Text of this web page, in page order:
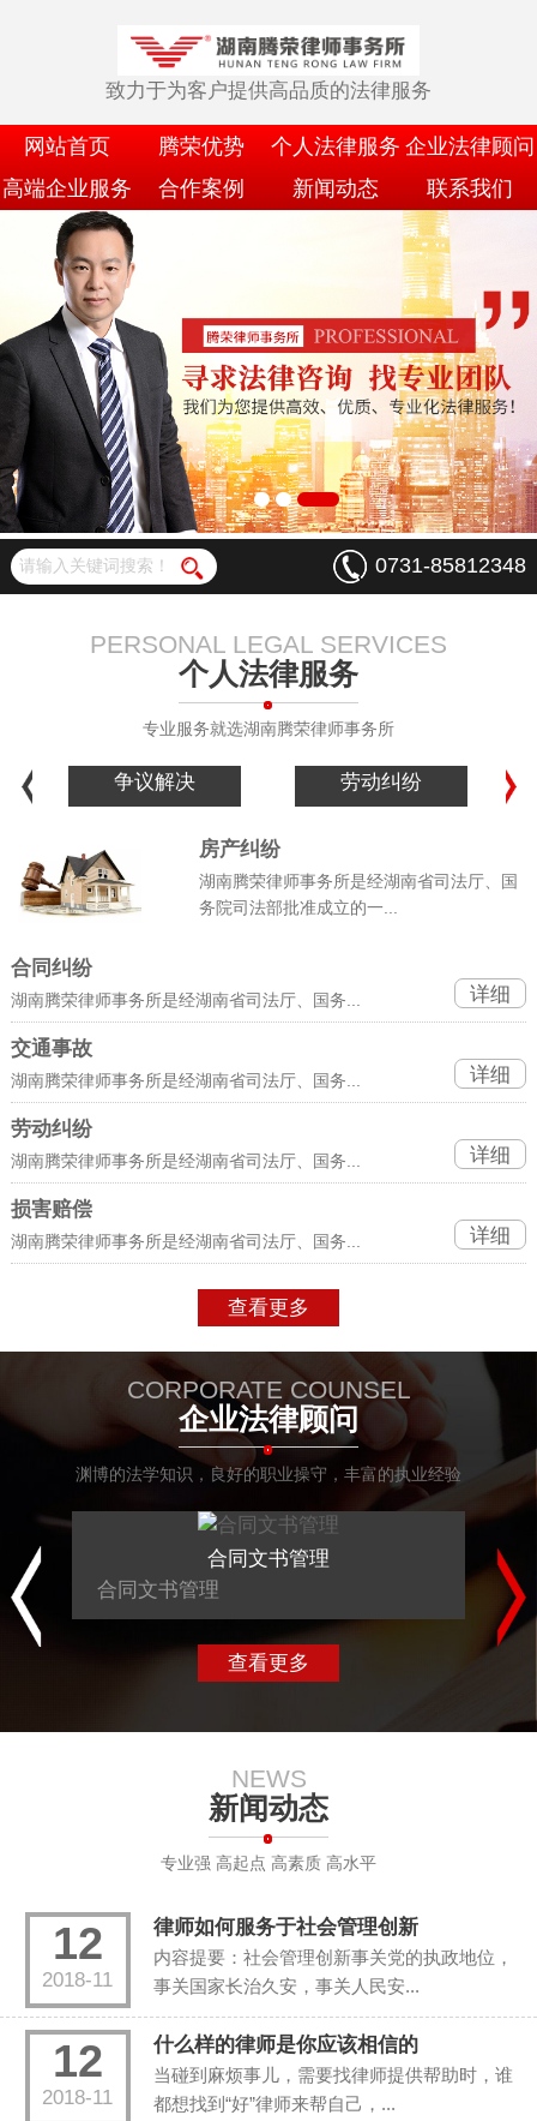
致力于为客户提供高品质的法律服务
网站首页 腾荣优势 个人法律服务 企业法律顾问
高端企业服务
合作案例 新闻动态 联系我们
0731-85812348
PERSONAL LEGAL SERVICES
个人法律服务
专业服务就选湖南腾荣律师事务所
争议解决 劳动纠纷
房产纠纷
湖南腾荣律师事务所是经湖南省司法厅、国
务院司法部批准成立的一...
合同纠纷
湖南腾荣律师事务所是经湖南省司法厅、国务... 详细
交通事故
湖南腾荣律师事务所是经湖南省司法厅、国务... 详细
劳动纠纷
湖南腾荣律师事务所是经湖南省司法厅、国务... 详细
损害赔偿
湖南腾荣律师事务所是经湖南省司法厅、国务... 详细
查看更多
CORPORATE COUNSEL
企业法律顾问
渊博的法学知识，良好的职业操守，丰富的执业经验
合同文书管理
合同文书管理
应
查看更多
NEWS
新闻动态
专业强 高起点 高素质 高水平
12
2018-11
律师如何服务于社会管理创新
内容提要：社会管理创新事关党的执政地位，
事关国家长治久安，事关人民安...
12
2018-11
什么样的律师是你应该相信的
当碰到麻烦事儿，需要找律师提供帮助时，谁
都想找到“好”律师来帮自己，...